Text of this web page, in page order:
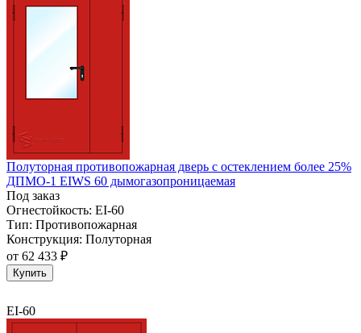
Полуторная противопожарная дверь с остеклением более 25%
ДПМО-1 EIWS 60 дымогазопроницаемая
Под заказ
Огнестойкость: EI-60
Тип: Противопожарная
Конструкция: Полуторная
от 62 433 ₽
Купить
EI-60